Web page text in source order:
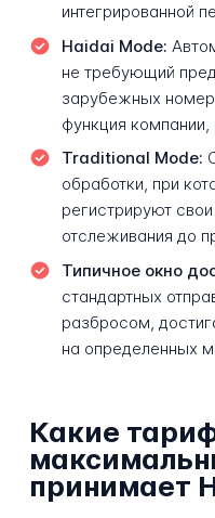
интегрированной
Haidai Mode:
не требующий
зарубежных
функция компании,
Traditional Mode:
обработки, при
регистрируют
отслеживания до
Типичное окно
стандартных
разбросом,
на определенных
Какие
принимает